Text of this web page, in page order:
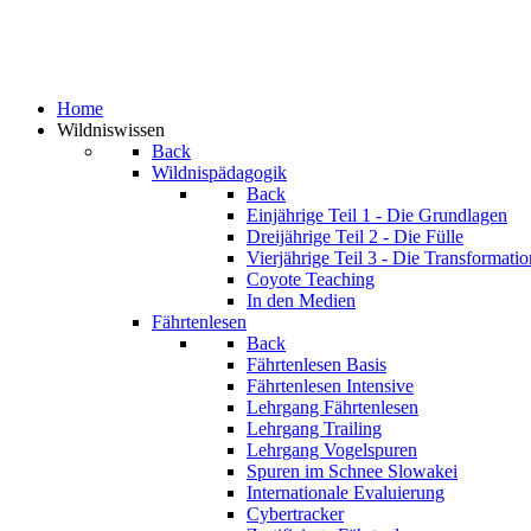
Home
Wildniswissen
Back
Wildnispädagogik
Back
Einjährige Teil 1 - Die Grundlagen
Dreijährige Teil 2 - Die Fülle
Vierjährige Teil 3 - Die
Coyote Teaching
In den Medien
Fährtenlesen
Back
Fährtenlesen Basis
Fährtenlesen Intensive
Lehrgang Fährtenlesen
Lehrgang Trailing
Lehrgang Vogelspuren
Spuren im Schnee Slowakei
Internationale Evaluierung
Cybertracker